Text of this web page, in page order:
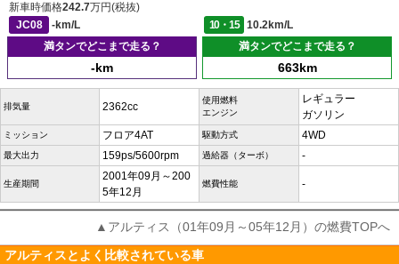
新車時価格242.7万円(税抜)
JC08
-km/L 10・15
10.2km/L
満タンでどこまで走る？
-km
満タンでどこまで走る？
663km
排気量 2362cc
使用燃料
エンジン
レギュラー
ガソリン
ミッション フロア4AT 駆動方式 4WD
最大出力 159ps/5600rpm 過給器（ターボ） -
生産期間
2001年09月～200
5年12月
燃費性能 -
▲アルティス（01年09月～05年12月）の燃費TOPへ
アルティスとよく比較されている車